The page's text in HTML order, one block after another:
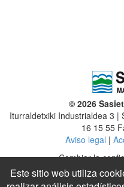
© 2026
Iturraldetxiki Industrialdea 3 |
16 15 55
Aviso legal |
Cambiar la
Este sitio web utiliza